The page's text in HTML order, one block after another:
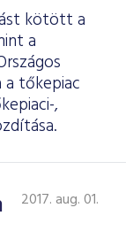
kötött a
a
tőkepiac
,
2017. aug. 01.